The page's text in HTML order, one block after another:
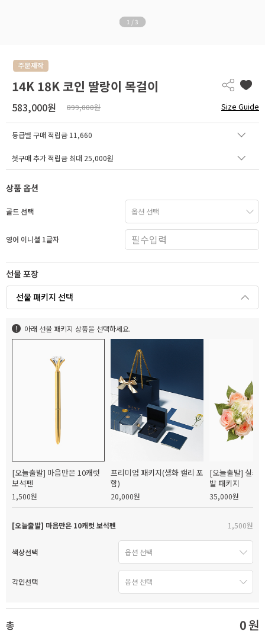
1 / 3
14K 18K 코인 딸랑이 목걸이
583,000원 899,000원 Size Guide
등급별 구매 적립금 11,660
첫구매 추가 적립금 최대 25,000원
상품 옵션
골드 선택
영어 이니셜 1글자
선물 포장
선물 패키지 선택
아래 선물 패키지 상품을 선택하세요.
[오늘출발] 마음만은 10캐럿
보석펜
1,500원
프리미엄 패키지(생화 캘리 포
함)
20,000원
[오늘출발] 실크
발 패키지
35,000원
[오늘출발] 마음만은 10캐럿 보석펜 1,500원
색상선택
각인선택
총 0원